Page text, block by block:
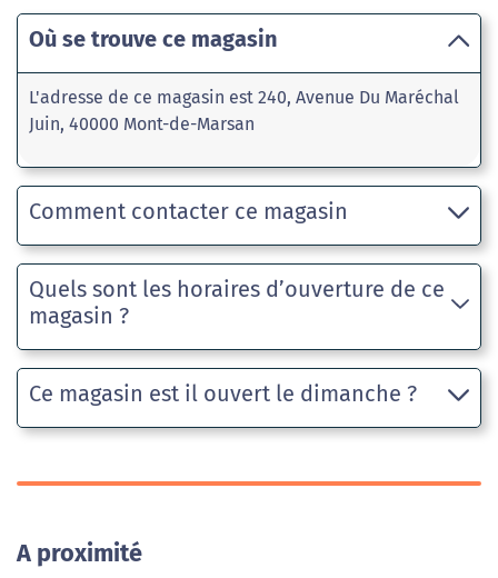
Où se trouve ce magasin
L'adresse de ce magasin est 240, Avenue Du Maréchal
Juin, 40000 Mont-de-Marsan
Comment contacter ce magasin
Quels sont les horaires d’ouverture de ce
magasin ?
Ce magasin est il ouvert le dimanche ?
A proximité